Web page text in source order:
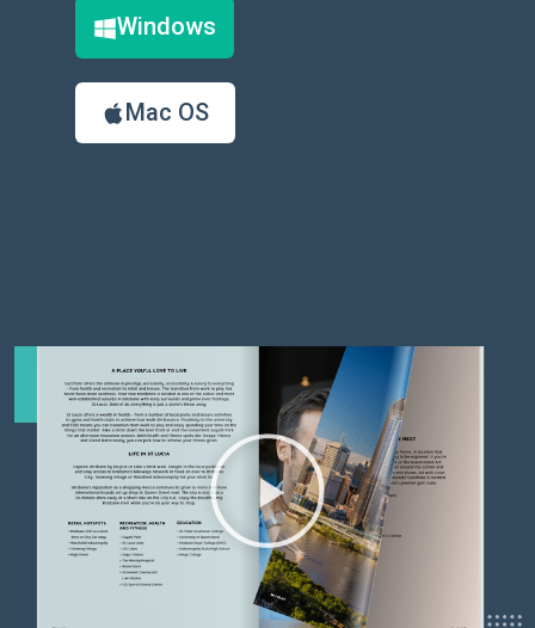
Windows
Mac OS